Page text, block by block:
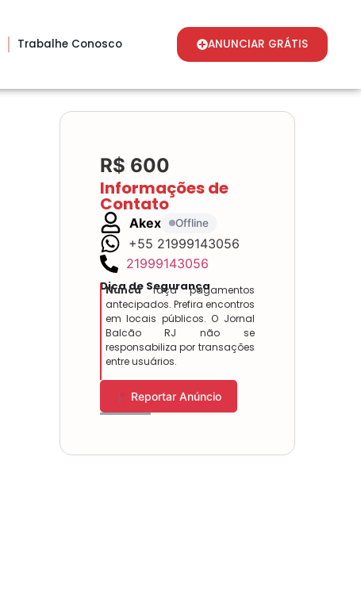
Trabalhe Conosco ANUNCIAR GRÁTIS
R$ 600
Informações de
Contato
Akex Offline
+55 21999143056
21999143056
Dica de Segurança
Nuncafaça pagamentos
antecipados. Prefira encontros
em locais públicos. O Jornal
Balcão RJ não se
responsabiliza por transações
entre usuários.
Reportar Anúncio